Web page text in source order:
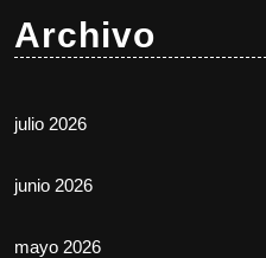
Archivo
julio 2026
junio 2026
mayo 2026